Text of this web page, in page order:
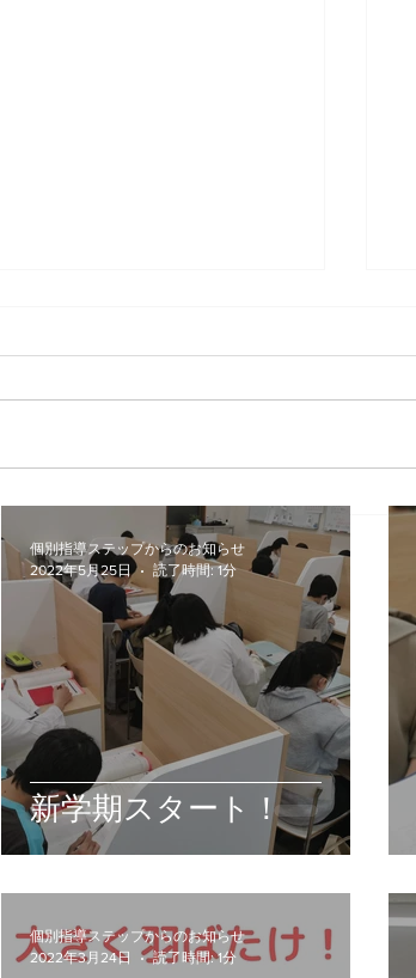
新学期スタート！
個別指導ステップからのお知らせ
2022年5月25日
読了時間: 1分
個別指導ステップからのお知らせ
2022年3月24日
読了時間: 1分